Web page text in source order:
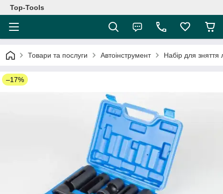
Top-Tools
Товари та послуги Автоінструмент Набір для
–17%